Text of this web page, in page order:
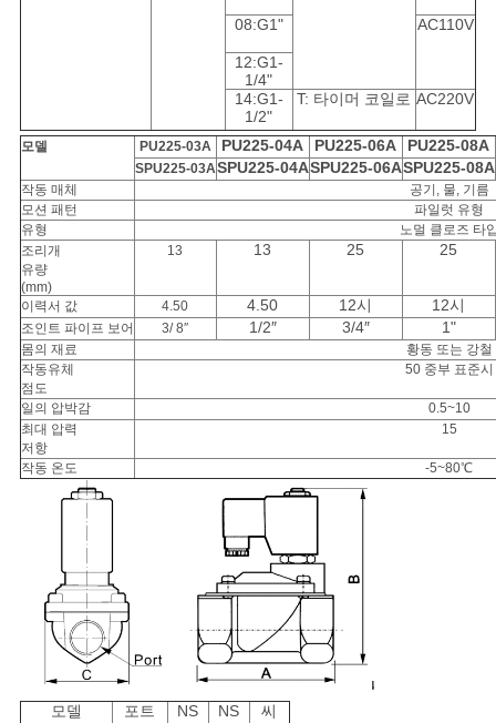
맵
PRIVACY
POLICY
08:G1" AC110V
12:G1-
1/4"
14:G1-
1/2"
T: 타이머 코일로 AC220V
모델 PU225-03A PU225-04A PU225-06A PU225-08A
SPU225-03ASPU225-04ASPU225-06ASPU225-08A
작동 매체
공기, 물, 기름
모션 패턴
파일럿 유형
유형
노멀 클로즈 타
조리개
유량
(mm)
13 13 25 25
이력서 값 4.50 4.50 12시 12시
조인트 파이프 보어 3/ 8″ 1/2″ 3/4″ 1"
몸의 재료
황동 또는 강철
작동유체
점도
50 중부 표준시
일의 압박감
0.5~10
최대 압력
저항
15
작동 온도 -5~80℃
모델 포트 NS NS
씨